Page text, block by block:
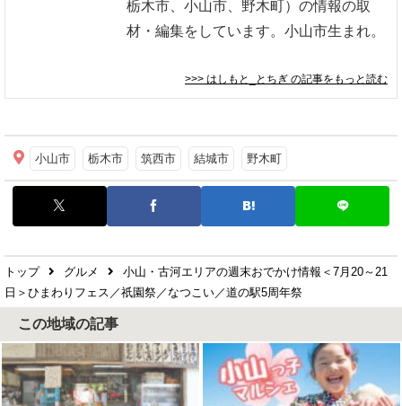
栃木市、小山市、野木町）の情報の取
材・編集をしています。小山市生まれ。
>>> はしもと_とちぎ の記事をもっと読む
小山市 栃木市 筑西市 結城市 野木町
トップ グルメ
小山・古河エリアの週末おでかけ情報＜7月20～21
日＞ひまわりフェス／祇園祭／なつこい／道の駅5周年祭
この地域の記事